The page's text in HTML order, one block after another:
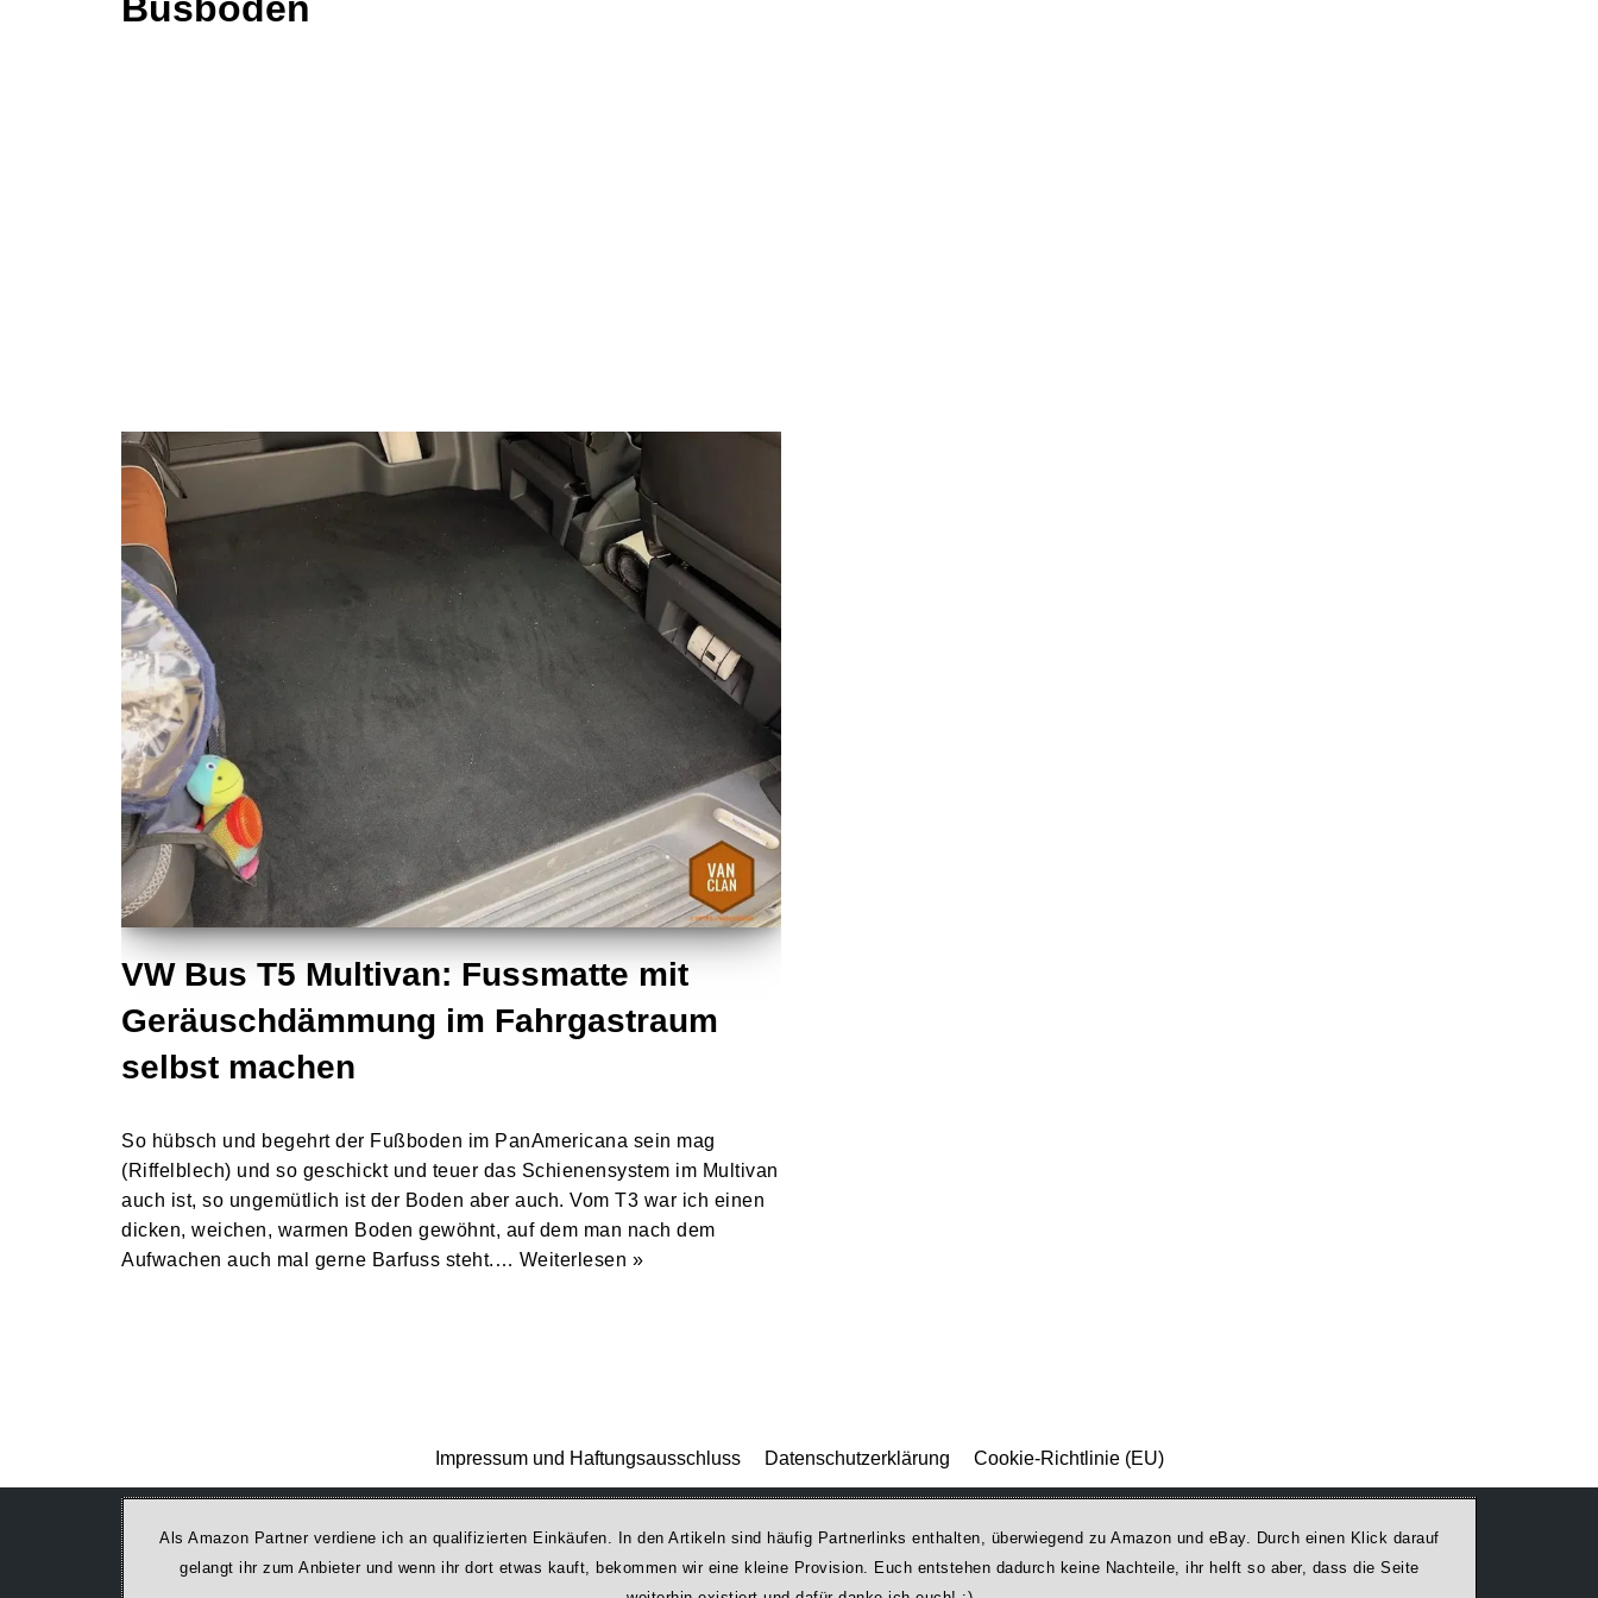
Busboden
VW Bus T5 Multivan: Fussmatte mit
Geräuschdämmung im Fahrgastraum
selbst machen
So hübsch und begehrt der Fußboden im PanAmericana sein mag
(Riffelblech) und so geschickt und teuer das Schienensystem im Multivan
auch ist, so ungemütlich ist der Boden aber auch. Vom T3 war ich einen
dicken, weichen, warmen Boden gewöhnt, auf dem man nach dem
Aufwachen auch mal gerne Barfuss steht.… Weiterlesen »
Impressum und Haftungsausschluss Datenschutzerklärung Cookie-Richtlinie (EU)
Als Amazon Partner verdiene ich an qualifizierten Einkäufen. In den Artikeln sind häufig Partnerlinks enthalten, überwiegend zu Amazon und eBay. Durch einen Klick darauf
ge­lan­gt ihr zum Anbieter und wenn ihr dort etwas kauft, bekommen wir ei­ne kleine Provision. Euch entstehen dadurch keine Nachteile, ihr helft so aber, dass die Seite